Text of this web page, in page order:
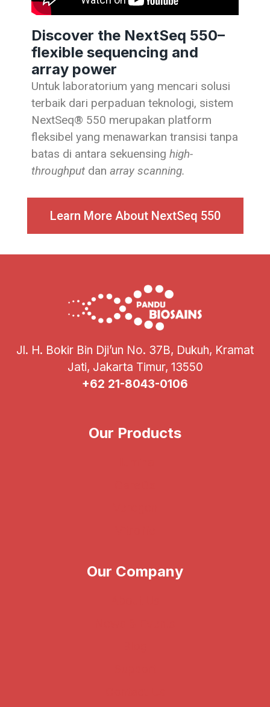
Discover the NextSeq 550–
flexible sequencing and
array power
Untuk laboratorium yang mencari solusi
terbaik dari perpaduan teknologi, sistem
NextSeq® 550 merupakan platform
fleksibel yang menawarkan transisi tanpa
batas di antara sekuensing high-
throughput dan array scanning.
Learn More About NextSeq 550
Jl. H. Bokir Bin Dji’un No. 37B, Dukuh, Kramat
Jati, Jakarta Timur, 13550
+62 21-8043-0106
Our Products
Our Company